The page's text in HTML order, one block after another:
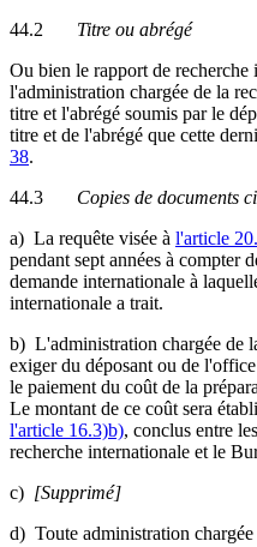
44.2 Titre ou abrégé
Ou bien le rapport de
l'administration chargée de la
titre et l'abrégé soumis par le
titre et de l'abrégé que cette
38.
44.3 Copies de documents
a) La requête visée à l'article
pendant sept années à compter
demande internationale à
internationale a trait.
b) L'administration chargée de
exiger du déposant ou de
le paiement du coût de la
Le montant de ce coût sera
l'article 16.3)b), conclus entre
recherche internationale et le
c) [Supprimé]
d) Toute administration